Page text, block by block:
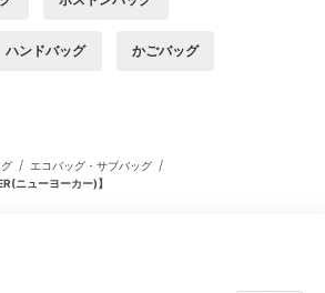
ハンドバッグ かごバッグ
/ エコバッグ・サブバッグ /
ニューヨーカー)】